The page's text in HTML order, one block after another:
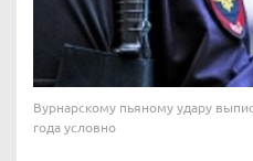
Вурнарскому пьяному удару
года условно